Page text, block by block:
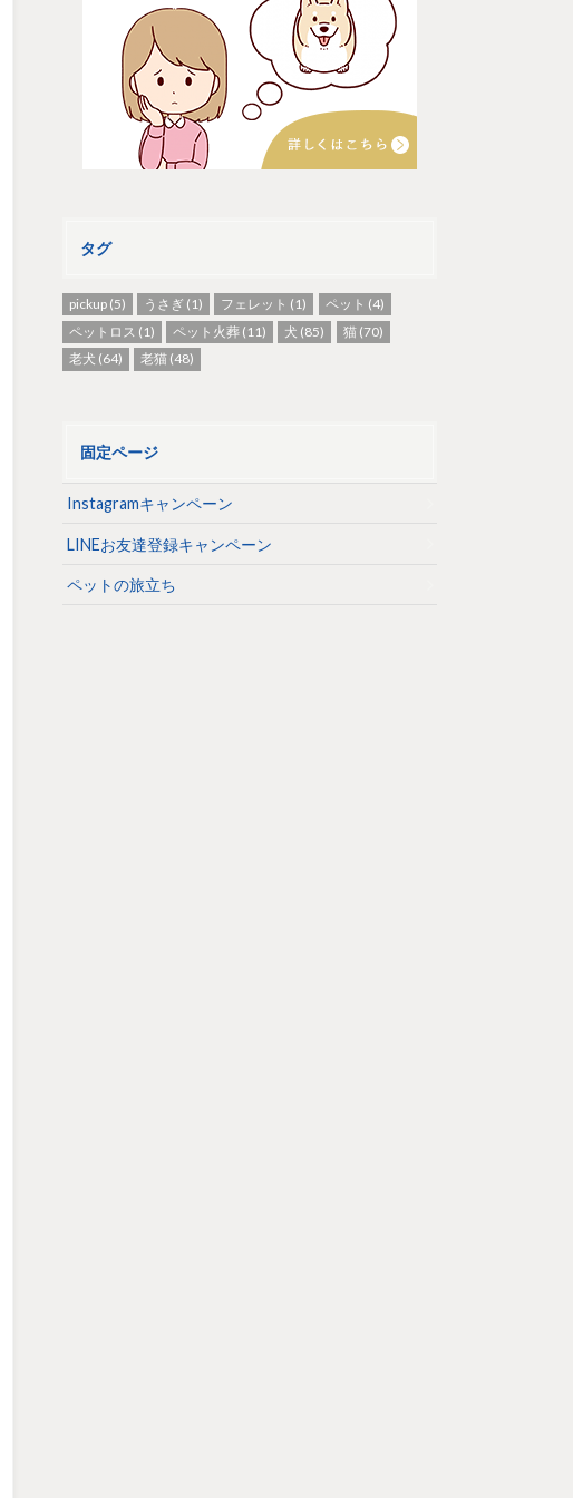
タグ
pickup (5) うさぎ (1) フェレット (1) ペット (4)
ペットロス (1) ペット火葬 (11) 犬 (85) 猫(70)
老犬 (64) 老猫 (48)
固定ページ
Instagramキャンペーン
LINEお友達登録キャンペーン
ペットの旅立ち